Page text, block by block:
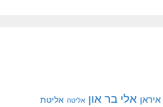
איראן אלי בר און אליטה אליטת